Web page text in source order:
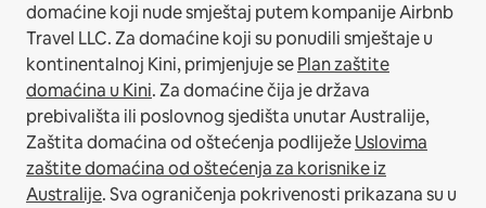
domaćine koji nude smještaj putem kompanije Airbnb
Travel LLC.Za domaćine koji su ponudili smještaje u
kontinentalnoj Kini, primjenjuje sePlan zaštite
domaćina u Kini.Za domaćine čija je država
prebivališta ili poslovnog sjedišta unutar Australije,
Zaštita domaćina od oštećenja podliježeUslovima
zaštite domaćina od oštećenja za korisnike iz
Australije. Sva ograničenja pokrivenosti prikazana su u